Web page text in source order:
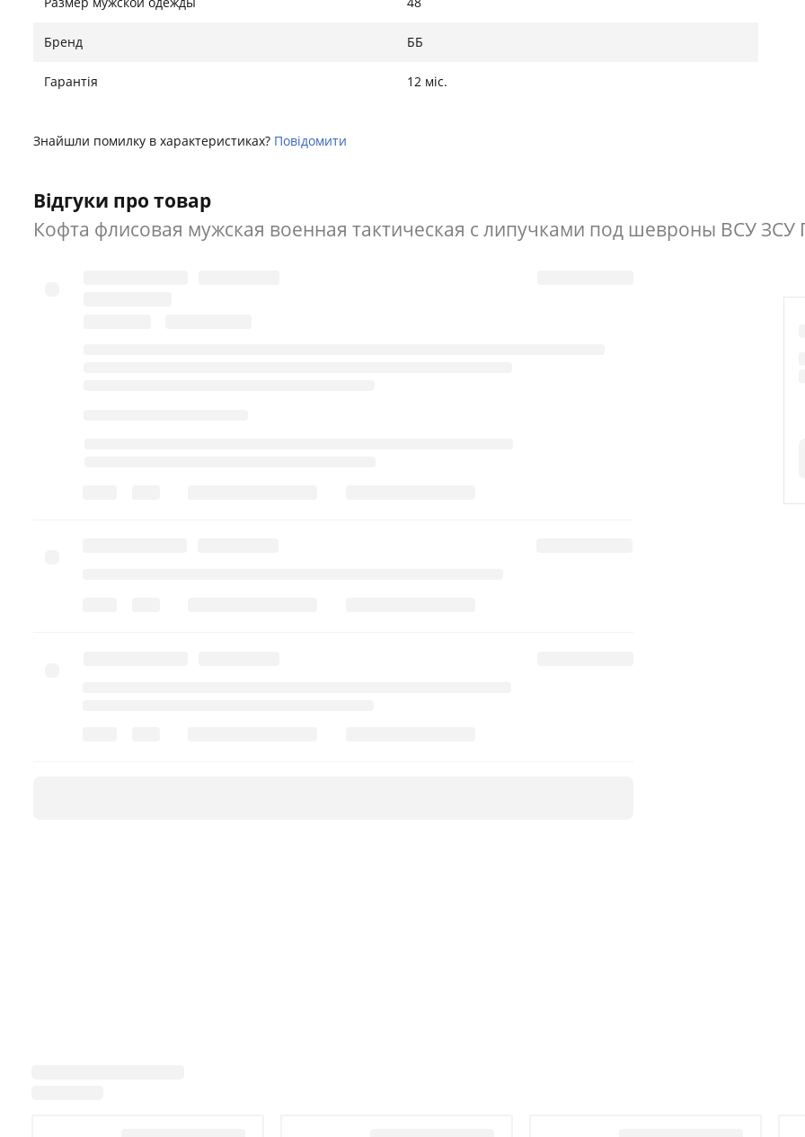
52
54 см
Знайшли помилку?Повідомити
Бренд ББ
Гарантія 12 міс.
Знайшли помилку в характеристиках? Повідомити
Відгуки про товар
Кофта флисовая мужская военная тактическая с липучками под шевроны ВСУ ЗСУ